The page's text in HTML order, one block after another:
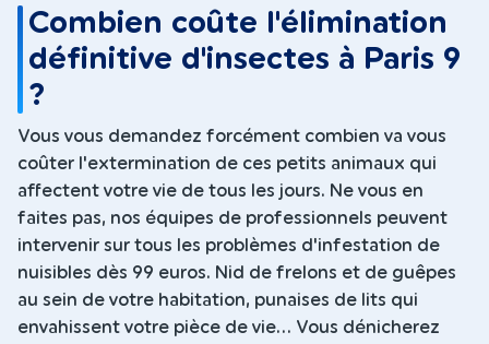
Combien coûte l'élimination
définitive d'insectes à Paris 9
?
Vous vous demandez forcément combien va vous
coûter l'extermination de ces petits animaux qui
affectent votre vie de tous les jours. Ne vous en
faites pas, nos équipes de professionnels peuvent
intervenir sur tous les problèmes d'infestation de
nuisibles dès 99 euros. Nid de frelons et de guêpes
au sein de votre habitation, punaises de lits qui
envahissent votre pièce de vie... Vous dénicherez